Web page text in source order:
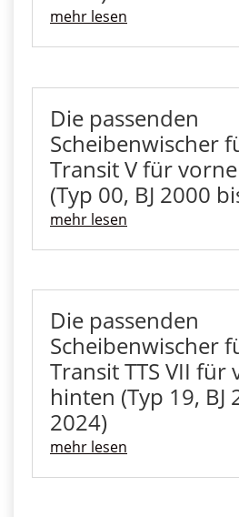
mehr lesen
Die passenden
Scheibenwischer
Transit V für
(Typ 00, BJ 2000
mehr lesen
Die passenden
Scheibenwischer
Transit TTS VII für
hinten (Typ 19, BJ
2024)
mehr lesen